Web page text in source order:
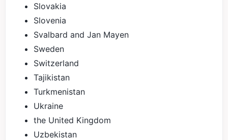
Slovakia
Slovenia
Svalbard and Jan Mayen
Sweden
Switzerland
Tajikistan
Turkmenistan
Ukraine
the United Kingdom
Uzbekistan